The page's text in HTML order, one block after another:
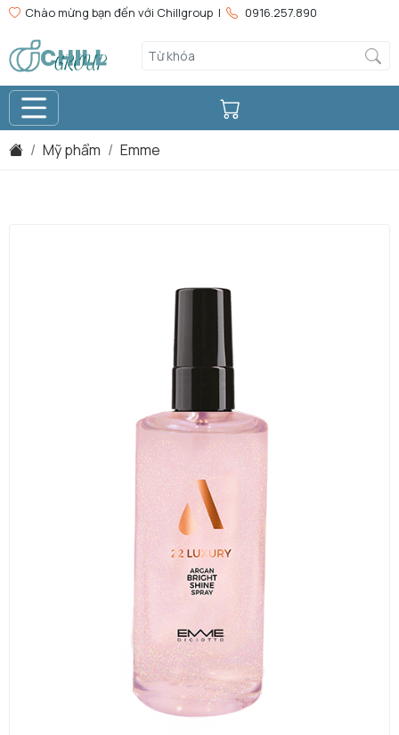
Chào mừng bạn đến với Chillgroup | 0916.257.890
Mỹ phẩm Emme